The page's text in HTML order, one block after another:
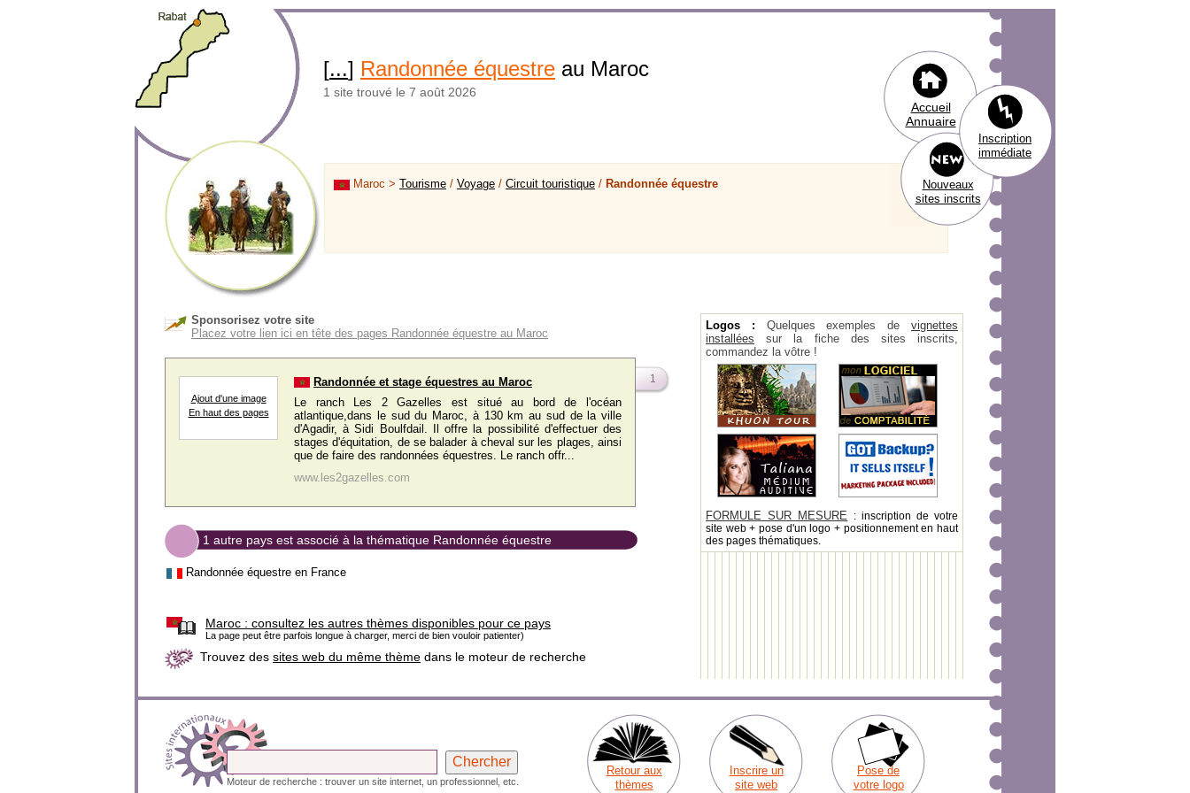
[...] Randonnée équestre au Maroc
1 site trouvé le 7 août 2026
Accueil
Annuaire
Inscription
immédiate
Maroc > Tourisme / Voyage / Circuit touristique / Randonnée équestre
Nouveaux
sites inscrits
Sponsorisez votre site
Placez votre lien ici en tête des pages Randonnée équestre au Maroc
Ajout d'une image
En haut des pages
Randonnée et stage équestres au Maroc
Le ranch Les 2 Gazelles est situé au bord de l'océan
atlantique,dans le sud du Maroc, à 130 km au sud de la ville
d'Agadir, à Sidi Boulfdail. Il offre la possibilité d'effectuer des
stages d'équitation, de se balader à cheval sur les plages, ainsi
que de faire des randonnées équestres. Le ranch offr...
www.les2gazelles.com
1
1 autre pays est associé à la thématique Randonnée équestre
Randonnée équestre en France
Maroc : consultez les autres thèmes disponibles pour ce pays
La page peut être parfois longue à charger, merci de bien vouloir patienter)
Trouvez des sites web du même thème dans le moteur de recherche
Logos : Quelques exemples devignettes
installées sur la fiche des sites inscrits,
commandez la vôtre !
FORMULE SUR MESURE : inscription de votre
site web + pose d'un logo + positionnement en haut
des pages thématiques.
Moteur de recherche : trouver un site internet, un professionnel, etc.
Retour aux
thèmes
Inscrire un
site web
Pose de
votre logo